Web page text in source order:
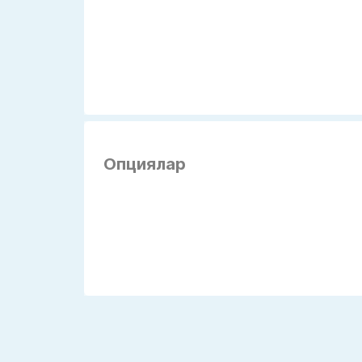
Опциялар